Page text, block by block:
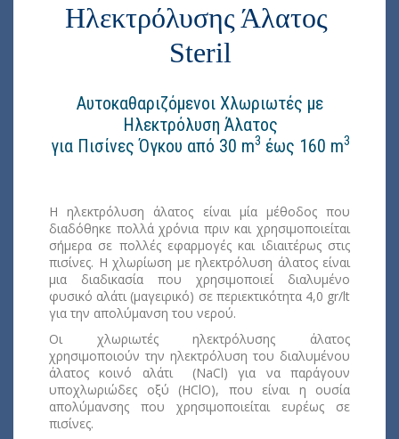
Ηλεκτρόλυσης Άλατος
Steril
Αυτοκαθαριζόμενοι Χλωριωτές με
Ηλεκτρόλυση Άλατος
για Πισίνες Όγκου από 30 m3 έως 160 m3
Η ηλεκτρόλυση άλατος είναι μία μέθοδος που
διαδόθηκε πολλά χρόνια πριν και χρησιμοποιείται
σήμερα σε πολλές εφαρμογές και ιδιαιτέρως στις
πισίνες. H χλωρίωση με ηλεκτρόλυση άλατος είναι
μια διαδικασία που χρησιμοποιεί διαλυμένο
φυσικό αλάτι (μαγειρικό) σε περιεκτικότητα 4,0 gr/lt
για την απολύμανση του νερού.
Οι χλωριωτές ηλεκτρόλυσης άλατος
χρησιμοποιούν την ηλεκτρόλυση του διαλυμένου
άλατος κοινό αλάτι (NaCl) για να παράγουν
υποχλωριώδες οξύ (ΗClΟ), που είναι η ουσία
απολύμανσης που χρησιμοποιείται ευρέως σε
πισίνες.